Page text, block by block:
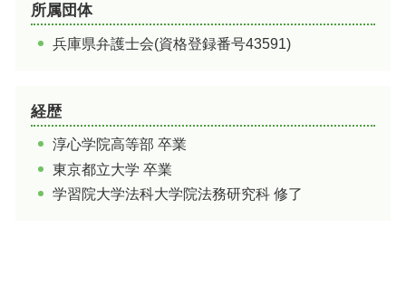
加古川市 公園
所属団体
兵庫県弁護士会(資格登録番号43591)
経歴
淳心学院高等部 卒業
東京都立大学 卒業
学習院大学法科大学院法務研究科 修了